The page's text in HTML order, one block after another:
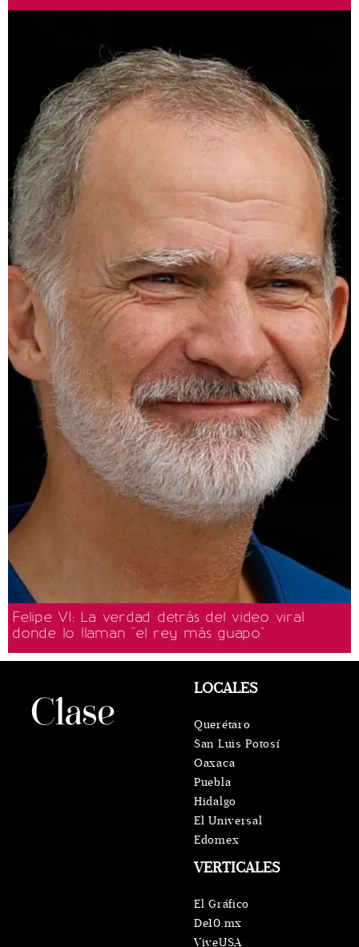
Felipe VI: La verdad detrás del video viral
donde lo llaman "el rey más guapo"
VERTICALES
El Gráfico
De10.mx
ViveUSA
LOCALES
Querétaro
San Luis Potosí
Oaxaca
Puebla
Hidalgo
El Universal
Edomex